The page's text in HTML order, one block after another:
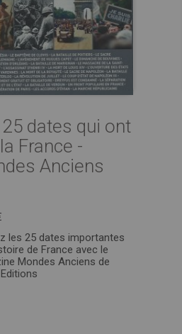
25 dates qui ont
France -
Anciens
les 25 dates importantes
de France avec le
Mondes Anciens de